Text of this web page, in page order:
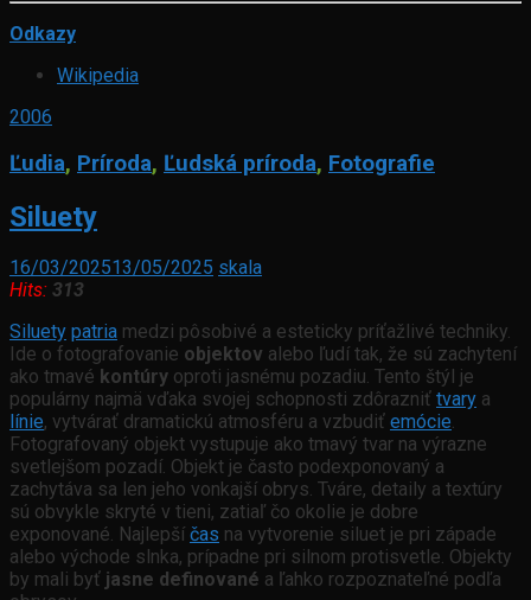
Odkazy
Wikipedia
2006
Ľudia, Príroda, Ľudská príroda, Fotografie
Siluety
16/03/202513/05/2025 skala
Hits: 313
Siluety patria medzi pôsobivé a esteticky príťažlivé techniky.
Ide o fotografovanie objektov alebo ľudí tak, že sú zachytení
ako tmavé kontúry oproti jasnému pozadiu. Tento štýl je
populárny najmä vďaka svojej schopnosti zdôrazniť tvary a
línie, vytvárať dramatickú atmosféru a vzbudiť emócie.
Fotografovaný objekt vystupuje ako tmavý tvar na výrazne
svetlejšom pozadí. Objekt je často podexponovaný a
zachytáva sa len jeho vonkajší obrys. Tváre, detaily a textúry
sú obvykle skryté v tieni, zatiaľ čo okolie je dobre
exponované. Najlepší čas na vytvorenie siluet je pri západe
alebo východe slnka, prípadne pri silnom protisvetle. Objekty
by mali byť jasne definované a ľahko rozpoznateľné podľa